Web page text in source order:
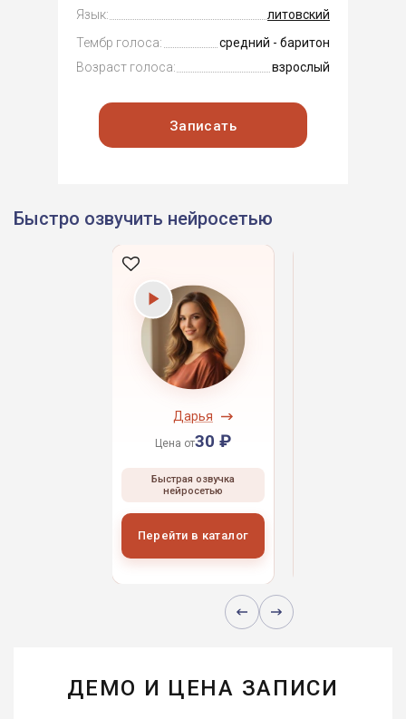
Язык:
литовский
Тембр голоса:
средний - баритон
Возраст голоса:
взрослый
Записать
Быстро озвучить нейросетью
Дарья
Цена от30 ₽
Быстрая озвучка
нейросетью
Перейти в каталог
ДЕМО И ЦЕНА ЗАПИСИ